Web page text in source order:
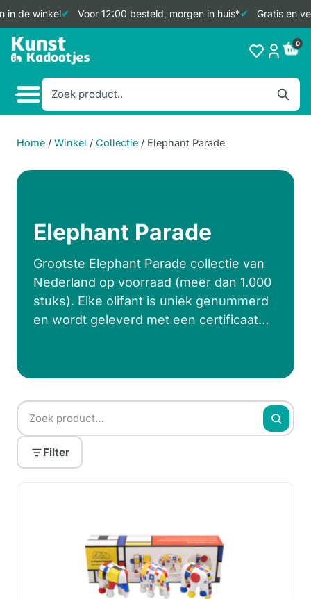
de winkel Voor 12:00 besteld, morgen in huis* Gratis en
Doorgaan
naar
0
Home / Winkel / Collectie / Elephant Parade
Elephant Parade
Grootste Elephant Parade collectie van
Nederland op voorraad (meer dan 1.000
stuks). Elke olifant is uniek genummerd
en wordt geleverd met een certificaat
Filter